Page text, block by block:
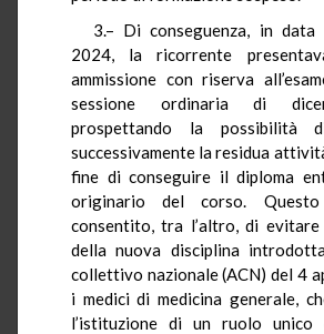
3.– Di conseguenza, in data
2024, la ricorrente
ammissione con riserva
sessione ordinaria di
prospettando la possibilità
successivamente la residua
fine di conseguire il diploma
originario del corso.
consentito, tra l’altro, di evitare
della nuova disciplina introdotta
collettivo nazionale (ACN) del 4
i medici di medicina generale,
l’istituzione di un ruolo unico